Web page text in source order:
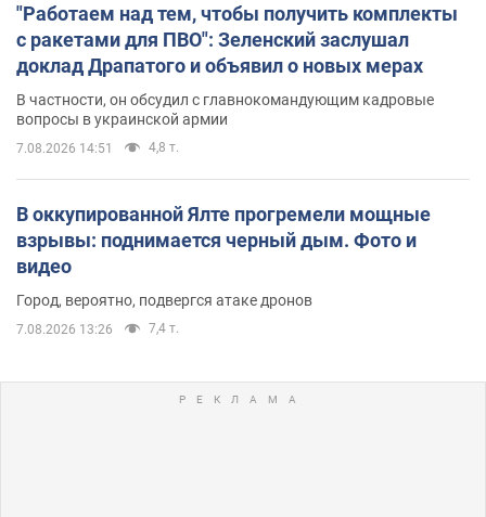
"Работаем над тем, чтобы получить комплекты
с ракетами для ПВО": Зеленский заслушал
доклад Драпатого и объявил о новых мерах
В частности, он обсудил с главнокомандующим кадровые
вопросы в украинской армии
7.08.2026 14:51 4,8 т.
В оккупированной Ялте прогремели мощные
взрывы: поднимается черный дым. Фото и
видео
Город, вероятно, подвергся атаке дронов
7.08.2026 13:26 7,4 т.